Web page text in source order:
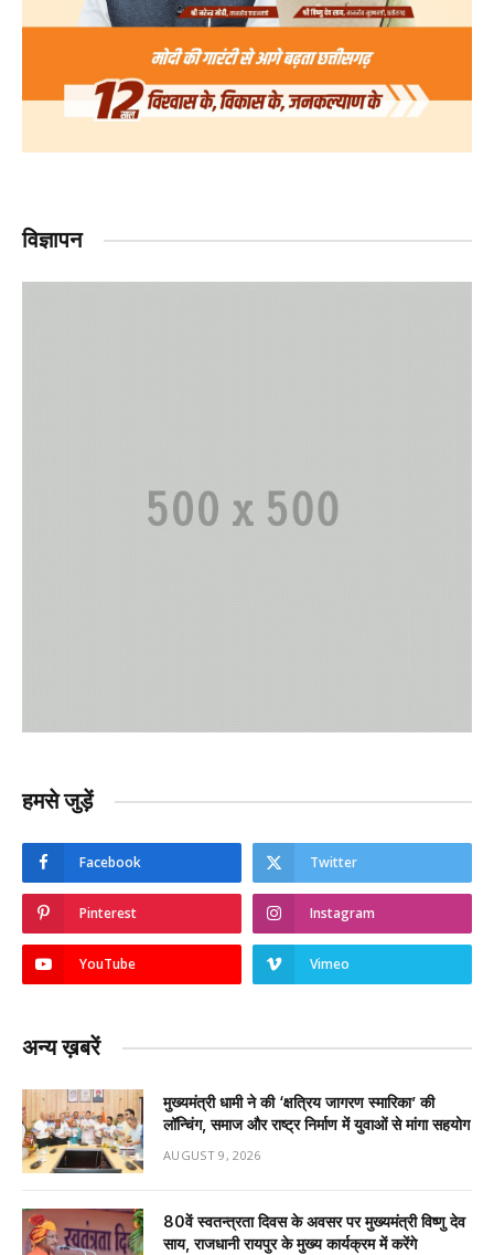
विज्ञापन
हमसे जुड़ें
Facebook Twitter
Pinterest Instagram
YouTube Vimeo
अन्य ख़बरें
मुख्यमंत्री धामी ने की ‘क्षत्रिय जागरण स्मारिका’ की
लॉन्चिंग, समाज और राष्ट्र निर्माण में युवाओं से मांगा सहयोग
AUGUST 9, 2026
80वें स्वतन्त्रता दिवस के अवसर पर मुख्यमंत्री विष्णु देव
साय, राजधानी रायपुर के मुख्य कार्यक्रम में करेंगे